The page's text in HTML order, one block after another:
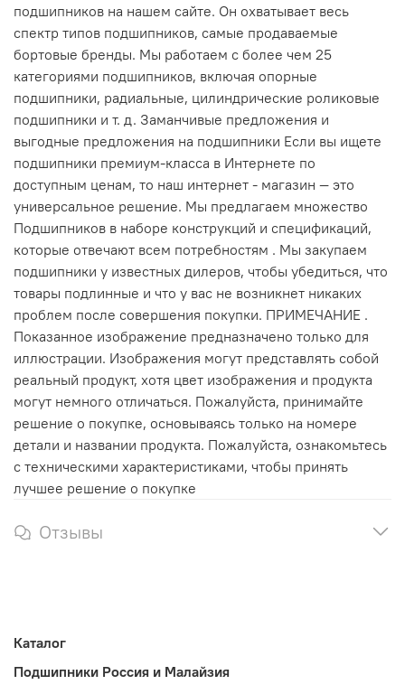
подшипников на нашем сайте. Он охватывает весь
спектр типов подшипников, самые продаваемые
бортовые бренды. Мы работаем с более чем 25
категориями подшипников, включая опорные
подшипники, радиальные, цилиндрические роликовые
подшипники и т. д. Заманчивые предложения и
выгодные предложения на подшипники Если вы ищете
подшипники премиум-класса в Интернете по
доступным ценам, то наш интернет - магазин — это
универсальное решение. Мы предлагаем множество
Подшипников в наборе конструкций и спецификаций,
которые отвечают всем потребностям . Мы закупаем
подшипники у известных дилеров, чтобы убедиться, что
товары подлинные и что у вас не возникнет никаких
проблем после совершения покупки. ПРИМЕЧАНИЕ .
Показанное изображение предназначено только для
иллюстрации. Изображения могут представлять собой
реальный продукт, хотя цвет изображения и продукта
могут немного отличаться. Пожалуйста, принимайте
решение о покупке, основываясь только на номере
детали и названии продукта. Пожалуйста, ознакомьтесь
с техническими характеристиками, чтобы принять
лучшее решение о покупке
Отзывы
Каталог
Подшипники Россия и Малайзия